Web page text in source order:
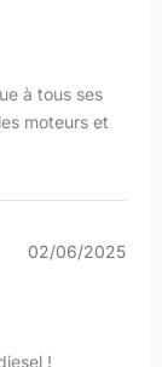
à tous ses
moteurs et
02/06/2025
!